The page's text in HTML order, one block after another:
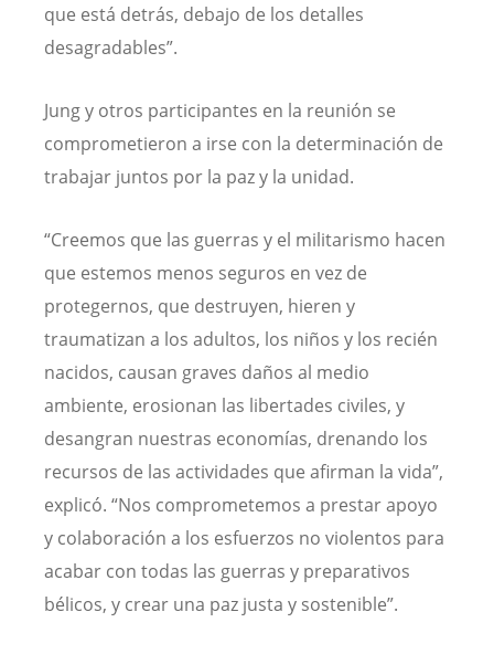
que está detrás, debajo de los detalles
desagradables”.
Jung y otros participantes en la reunión se
comprometieron a irse con la determinación de
trabajar juntos por la paz y la unidad.
“Creemos que las guerras y el militarismo hacen
que estemos menos seguros en vez de
protegernos, que destruyen, hieren y
traumatizan a los adultos, los niños y los recién
nacidos, causan graves daños al medio
ambiente, erosionan las libertades civiles, y
desangran nuestras economías, drenando los
recursos de las actividades que afirman la vida”,
explicó. “Nos comprometemos a prestar apoyo
y colaboración a los esfuerzos no violentos para
acabar con todas las guerras y preparativos
bélicos, y crear una paz justa y sostenible”.